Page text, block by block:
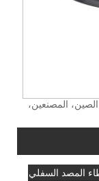
المصنعين،
المصد السفلي